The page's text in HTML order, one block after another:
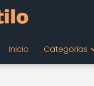
Inicio Categorias